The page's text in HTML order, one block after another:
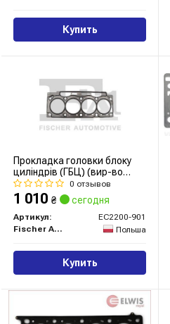
Купить
Прокладка головки блоку
циліндрів (ГБЦ) (вир-во
Fischer)
0 отзывов
1 010 ₴ сегодня
Артикул:
EC2200-901
Fischer Automotive One (FA1)
Польша
Купить